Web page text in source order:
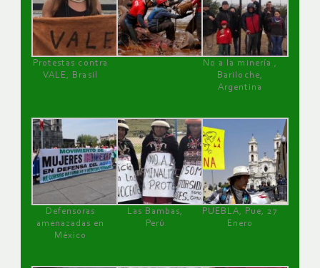
Protestas contra
VALE, Brasil
No a la minería ,
Bariloche,
Argentina
Defensoras
amenazadas en
México
Las Bambas,
Perú
PUEBLA, Pue, 27
Enero